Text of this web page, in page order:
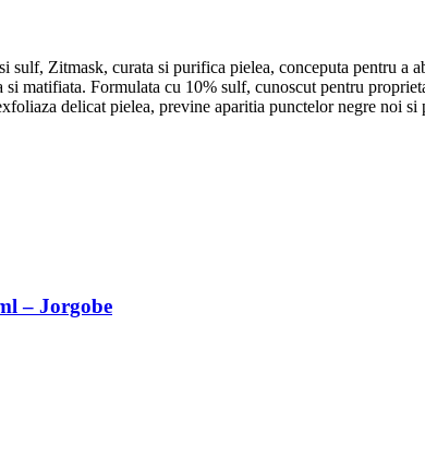
si sulf, Zitmask, curata si purifica pielea, conceputa pentru a
matifiata. Formulata cu 10% sulf, cunoscut pentru
delicat pielea, previne aparitia punctelor negre noi
– Jorgobe